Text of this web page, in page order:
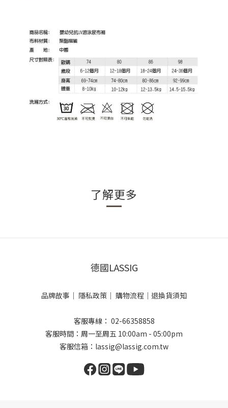
了解更多
德國LASSIG
品牌故事 ｜ 隱私政策 ｜ 購物流程 ｜ 退換貨須知
客服專線： 02-66358858
客服時間：周一至周五 10:00am - 05:00pm
客服信箱：lassig@lassig.com.tw